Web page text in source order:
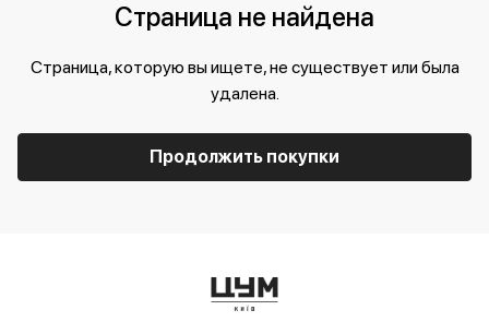
Страница не найдена
Страница, которую вы ищете, не существует или была
удалена.
Продолжить покупки